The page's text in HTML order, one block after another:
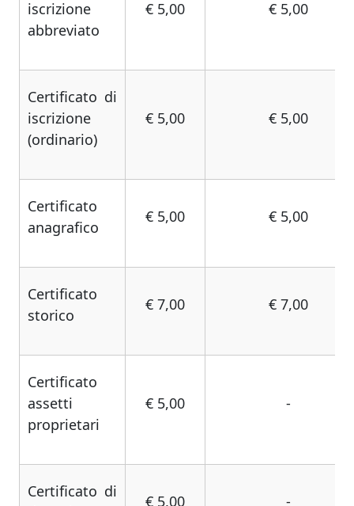
iscrizione
abbreviato
€ 5,00 € 5,00
Certificato di
iscrizione
(ordinario)
€ 5,00 € 5,00
Certificato
anagrafico
€ 5,00 € 5,00
Certificato
storico
€ 7,00 € 7,00
Certificato
assetti
proprietari
€ 5,00 -
Certificato di
€ 5,00 -